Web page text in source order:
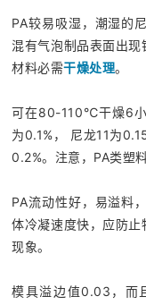
PA较易吸湿，潮湿的
混有气泡制品表面出
材料必需干燥处理。
可在80-110℃干燥6小
为0.1%， 尼龙11为
0.2%。注意，PA类塑
PA流动性好，易溢料
体冷凝速度快，应防
现象。
模具溢边值0.03，而